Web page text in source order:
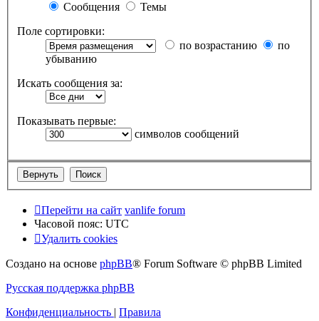
Сообщения
Темы
Поле сортировки:
по возрастанию
по
убыванию
Искать сообщения за:
Показывать первые:
символов сообщений
Перейти на сайт vanlife forum
Часовой пояс: UTC
Удалить cookies
Создано на основе phpBB® Forum Software © phpBB Limited
Русская поддержка phpBB
Конфиденциальность | Правила